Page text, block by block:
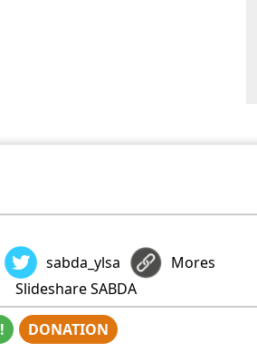
sabda_ylsa
Mores
Slideshare SABDA
DONATION